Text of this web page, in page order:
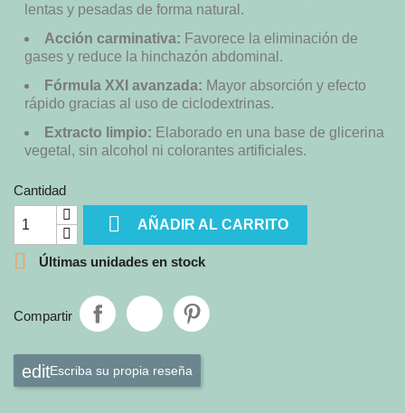
lentas y pesadas de forma natural.
Acción carminativa: Favorece la eliminación de
gases y reduce la hinchazón abdominal.
Fórmula XXI avanzada: Mayor absorción y efecto
rápido gracias al uso de ciclodextrinas.
Extracto limpio: Elaborado en una base de glicerina
vegetal, sin alcohol ni colorantes artificiales.
Cantidad
 AÑADIR AL CARRITO
 Últimas unidades en stock
Compartir
Escriba su propia reseña